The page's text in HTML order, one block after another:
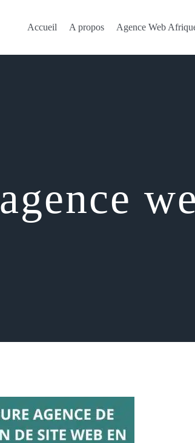
Accueil A propos Agence Web
agence